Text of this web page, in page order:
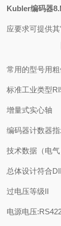
Kubler编码器
应要求可提供其
常用的型号用粗
标准工业类型
增量式实心轴
编码器计数器
技术数据（电气
总体设计符合
过电压等级II
电源电压